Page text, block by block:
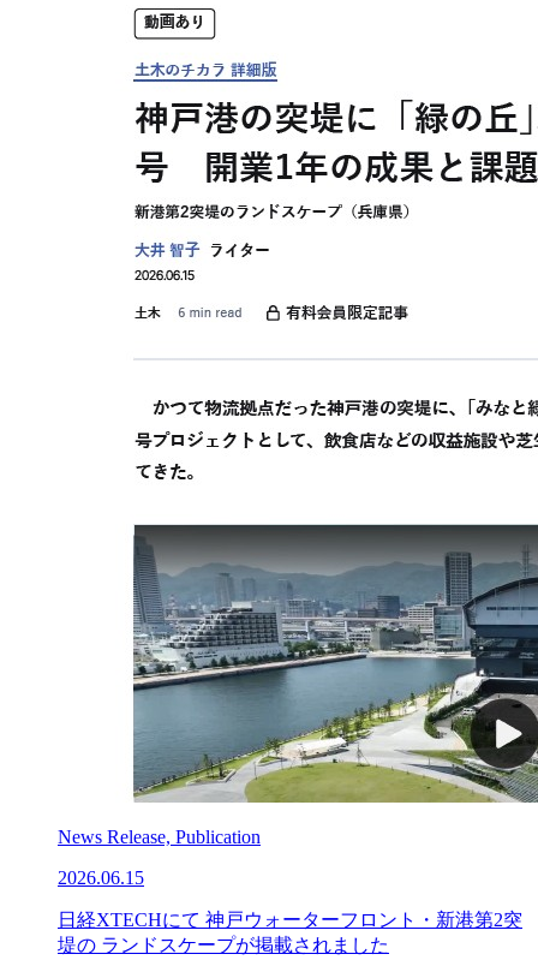
News Release, Publication
2026.06.15
日経XTECHにて 神戸ウォーターフロント・新港第2突
堤の ランドスケープが掲載されました